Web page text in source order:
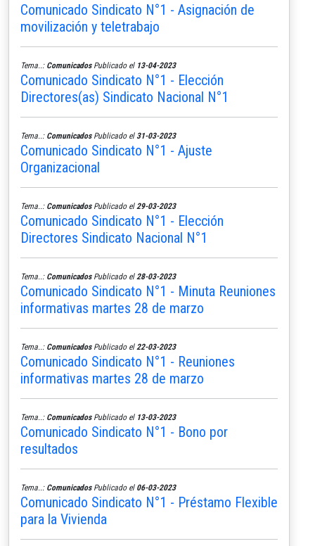
Comunicado Sindicato N°1 - Asignación de
movilización y teletrabajo
Tema..: ComunicadosPublicado el 13-04-2023
Comunicado Sindicato N°1 - Elección
Directores(as) Sindicato Nacional N°1
Tema..: ComunicadosPublicado el 31-03-2023
Comunicado Sindicato N°1 - Ajuste
Organizacional
Tema..: ComunicadosPublicado el 29-03-2023
Comunicado Sindicato N°1 - Elección
Directores Sindicato Nacional N°1
Tema..: ComunicadosPublicado el 28-03-2023
Comunicado Sindicato N°1 - Minuta Reuniones
informativas martes 28 de marzo
Tema..: ComunicadosPublicado el 22-03-2023
Comunicado Sindicato N°1 - Reuniones
informativas martes 28 de marzo
Tema..: ComunicadosPublicado el 13-03-2023
Comunicado Sindicato N°1 - Bono por
resultados
Tema..: ComunicadosPublicado el 06-03-2023
Comunicado Sindicato N°1 - Préstamo Flexible
para la Vivienda